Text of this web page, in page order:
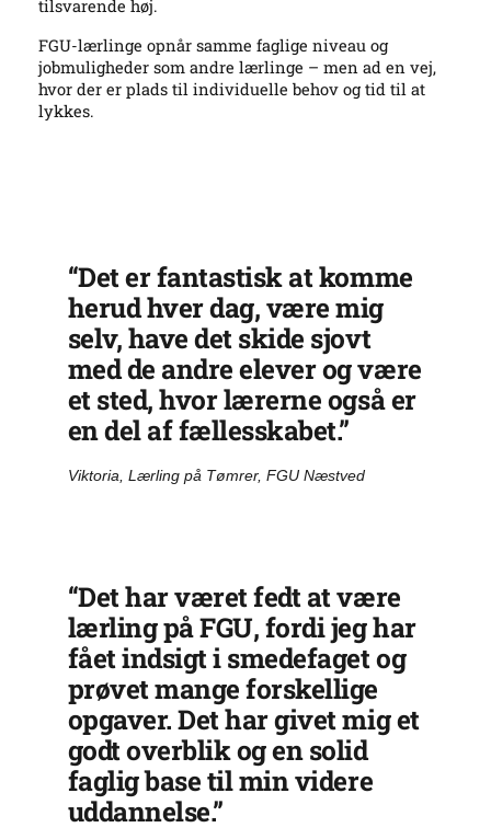
tilsvarende høj.
FGU-lærlinge opnår samme faglige niveau og
jobmuligheder som andre lærlinge – men ad en vej,
hvor der er plads til individuelle behov og tid til at
lykkes.
“Det er fantastisk at komme
herud hver dag, være mig
selv, have det skide sjovt
med de andre elever og være
et sted, hvor lærerne også er
en del af fællesskabet.”
Viktoria, Lærling på Tømrer, FGU Næstved
“Det har været fedt at være
lærling på FGU, fordi jeg har
fået indsigt i smedefaget og
prøvet mange forskellige
opgaver. Det har givet mig et
godt overblik og en solid
faglig base til min videre
uddannelse.”